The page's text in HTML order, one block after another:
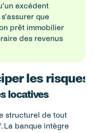
excédent
que
prêt immobilier
des revenus
les risques
locatives
structurel de tout
La banque intègre